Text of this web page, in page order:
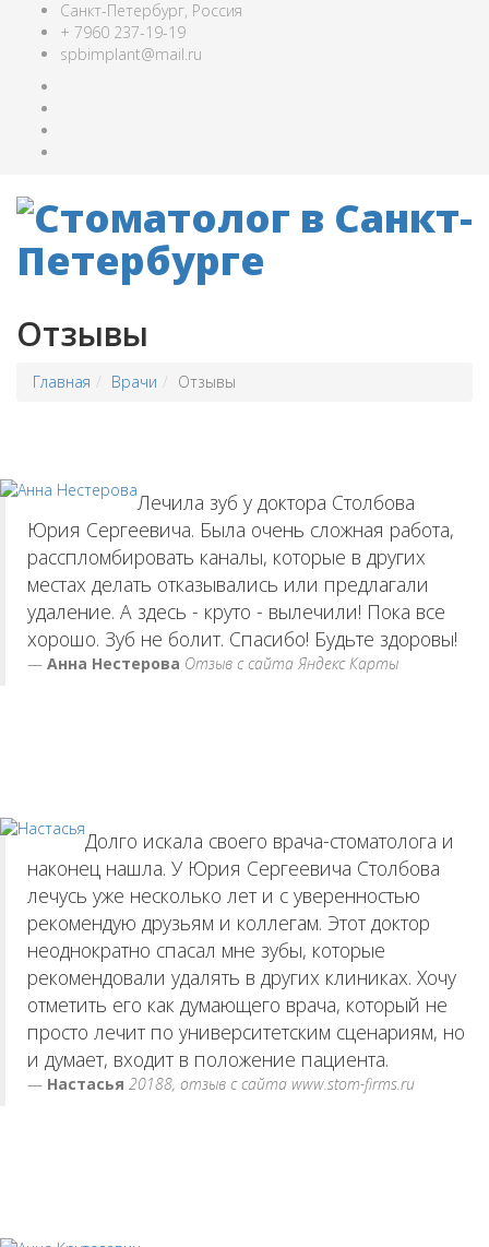
Санкт-Петербург, Россия
+ 7960 237-19-19
spbimplant@mail.ru
Отзывы
Главная Врачи Отзывы
Лечила зуб у доктора Столбова
Юрия Сергеевича. Была очень сложная работа,
расспломбировать каналы, которые в других
местах делать отказывались или предлагали
удаление. А здесь - круто - вылечили! Пока все
хорошо. Зуб не болит. Спасибо! Будьте здоровы!
Анна Нестерова Отзыв с сайта Яндекс Карты
Долго искала своего врача-стоматолога и
наконец нашла. У Юрия Сергеевича Столбова
лечусь уже несколько лет и с уверенностью
рекомендую друзьям и коллегам. Этот доктор
неоднократно спасал мне зубы, которые
рекомендовали удалять в других клиниках. Хочу
отметить его как думающего врача, который не
просто лечит по университетским сценариям, но
и думает, входит в положение пациента.
Настасья 20188, отзыв с сайта www.stom-firms.ru